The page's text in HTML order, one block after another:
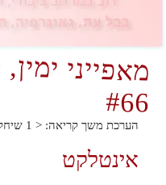
מאפייני
#66
הערכת משך קריאה: < 1
אינטלקט